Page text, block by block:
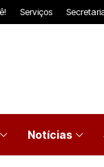
Serviços
Notícias